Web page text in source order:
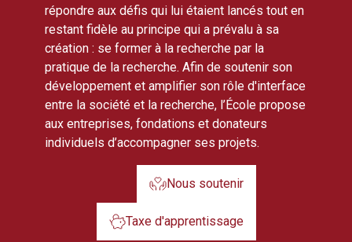
répondre aux défis qui lui étaient lancés tout en
restant fidèle au principe qui a prévalu à sa
création : se former à la recherche par la
pratique de la recherche. Afin de soutenir son
développement et amplifier son rôle d'interface
entre la société et la recherche, l’École propose
aux entreprises, fondations et donateurs
individuels d’accompagner ses projets.
Nous soutenir
Taxe d'apprentissage